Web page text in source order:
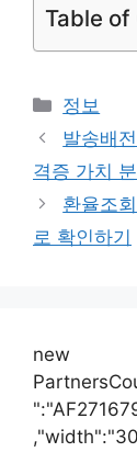
Table
카
테
리
정보
발송배
격증 가치
환율조
로 확인하기
new